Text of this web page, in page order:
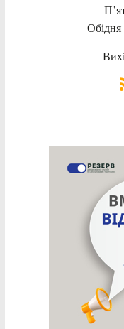
Обідня